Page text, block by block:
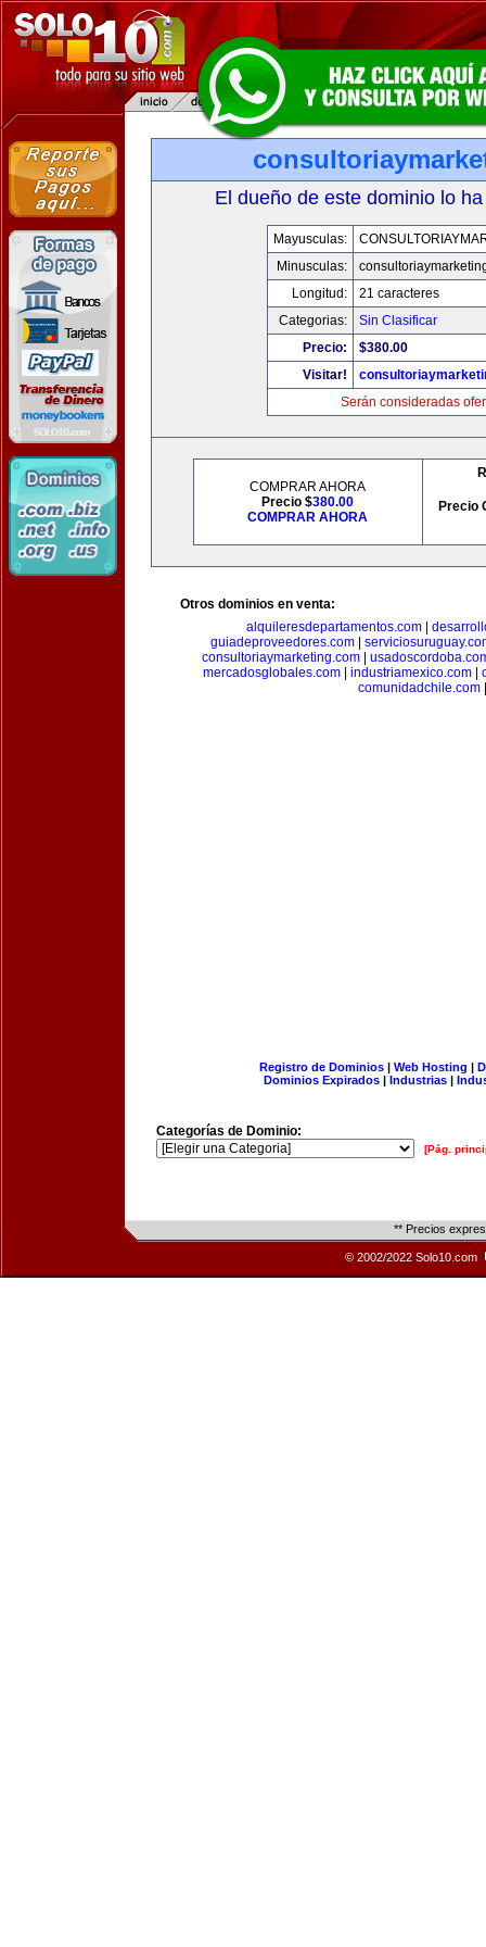
El dueño de este dominio lo
Mayusculas:
Minusculas:
Longitud:
21 caracteres
Categorias:
Sin Clasificar
Precio:
$380.00
Visitar!
Serán consideradas
COMPRAR AHORA
Precio $380.00
COMPRAR AHORA
Precio
Otros dominios en venta:
alquileresdepartamentos.com
guiadeproveedores.com|
consultoriaymarketing.com
mercadosglobales.com| industriamexico.com|
comunidadchile.com|
Registro de Dominios| Web Hosting |
Dominios Expirados | Industrias |
Categorías de Dominio:
[Pág.
** Precios
© 2002/2022 Solo10.com